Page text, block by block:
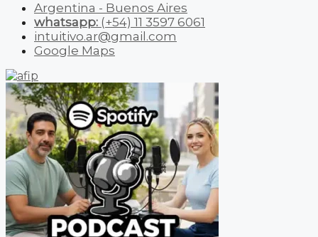
Argentina - Buenos Aires
whatsapp: (+54) 11 3597 6061
intuitivo.ar@gmail.com
Google Maps